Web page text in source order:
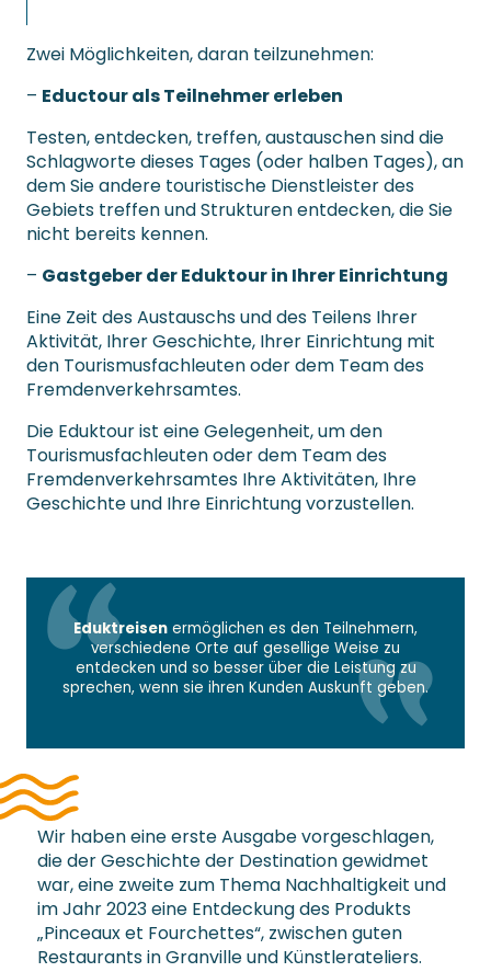
Zwei Möglichkeiten, daran teilzunehmen:
– Eductour als Teilnehmer erleben
Testen, entdecken, treffen, austauschen sind die
Schlagworte dieses Tages (oder halben Tages), an
dem Sie andere touristische Dienstleister des
Gebiets treffen und Strukturen entdecken, die Sie
nicht bereits kennen.
– Gastgeber der Eduktour in Ihrer Einrichtung
Eine Zeit des Austauschs und des Teilens Ihrer
Aktivität, Ihrer Geschichte, Ihrer Einrichtung mit
den Tourismusfachleuten oder dem Team des
Fremdenverkehrsamtes.
Die Eduktour ist eine Gelegenheit, um den
Tourismusfachleuten oder dem Team des
Fremdenverkehrsamtes Ihre Aktivitäten, Ihre
Geschichte und Ihre Einrichtung vorzustellen.
Eduktreisen ermöglichen es den Teilnehmern,
verschiedene Orte auf gesellige Weise zu
entdecken und so besser über die Leistung zu
sprechen, wenn sie ihren Kunden Auskunft geben.
Wir haben eine erste Ausgabe vorgeschlagen,
die der Geschichte der Destination gewidmet
war, eine zweite zum Thema Nachhaltigkeit und
im Jahr 2023 eine Entdeckung des Produkts
„Pinceaux et Fourchettes“, zwischen guten
Restaurants in Granville und Künstlerateliers.